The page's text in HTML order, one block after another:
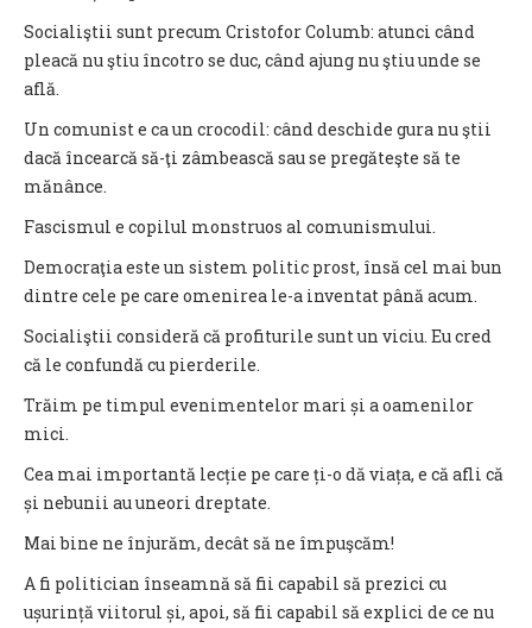
Socialiştii sunt precum Cristofor Columb: atunci când
pleacă nu ştiu încotro se duc, când ajung nu ştiu unde se
află.
Un comunist e ca un crocodil: când deschide gura nu ştii
dacă încearcă să-ţi zâmbească sau se pregăteşte să te
mănânce.
Fascismul e copilul monstruos al comunismului.
Democraţia este un sistem politic prost, însă cel mai bun
dintre cele pe care omenirea le-a inventat până acum.
Socialiştii consideră că profiturile sunt un viciu. Eu cred
că le confundă cu pierderile.
Trăim pe timpul evenimentelor mari și a oamenilor
mici.
Cea mai importantă lecție pe care ți-o dă viața, e că afli că
și nebunii au uneori dreptate.
Mai bine ne înjurăm, decât să ne împuşcăm!
A fi politician înseamnă să fii capabil să prezici cu
ușurință viitorul și, apoi, să fii capabil să explici de ce nu